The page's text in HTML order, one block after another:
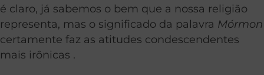
é claro, já sabemos o bem que a nossa religião
representa, mas o significado da palavra Mórmon
certamente faz as atitudes condescendentes
mais irônicas .